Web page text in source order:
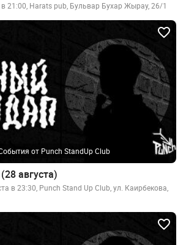
в 21:00, Harats pub, Бульвар Бухар Жырау, 26/1
от Punch StandUp Club
августа)
в 23:30, Punch Stand Up Club, ул. Каирбекова,